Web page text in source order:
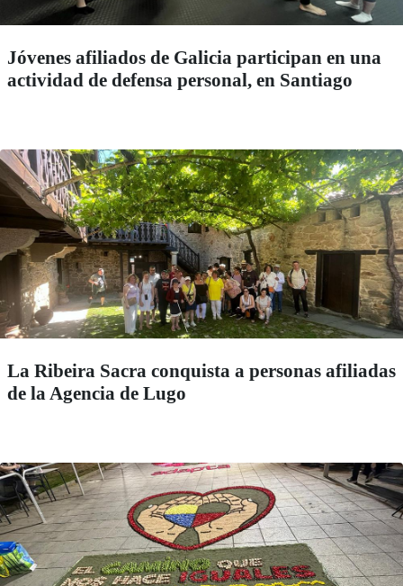
Jóvenes afiliados de Galicia participan en una
actividad de defensa personal, en Santiago
La Ribeira Sacra conquista a personas afiliadas
de la Agencia de Lugo